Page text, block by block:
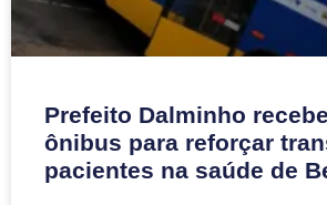
Prefeito Dalminho
ônibus para reforçar
pacientes na saúde de